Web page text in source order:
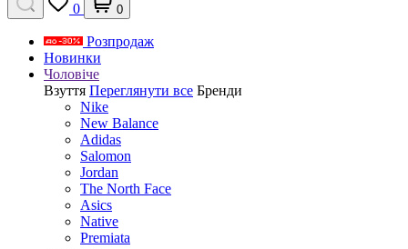
0 0
Розпродаж
Новинки
Чоловіче
Взуття Переглянути все Бренди
Nike
New Balance
Adidas
Salomon
Jordan
The North Face
Asics
Native
Premiata